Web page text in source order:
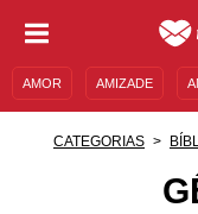
AMOR AMIZADE
CATEGORIAS